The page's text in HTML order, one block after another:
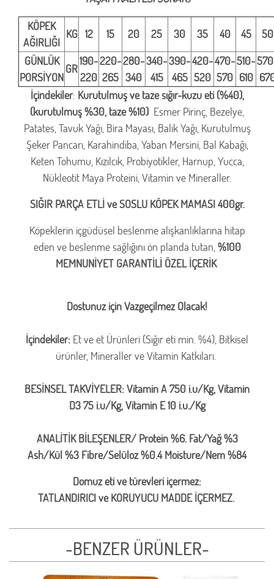
KÖPEK
AĞIRLIĞI
KG 12 15 20 25 30 35 40 45
50
GÜNLÜK
PORSİYON
GR
190-
220
220-
265
280-
340
340-
415
390-
465
420-
520
470-
570
510-
610
İçindekiler: Kurutulmuş ve taze sığır-kuzu eti (%40),
(kurutulmuş %30, taze %10) Esmer Pirinç, Bezelye,
Patates, Tavuk Yağı, Bira Mayası, Balık Yağı, Kurutulmuş
Şeker Pancarı, Karahindiba, Yaban Mersini, Bal Kabağı,
Keten Tohumu, Kızılcık, Probiyotikler, Harnup, Yucca,
Nükleotit Maya Proteini, Vitamin ve Mineraller.
SIĞIR PARÇA ETLİ ve SOSLU KÖPEK MAMASI 400gr.
Köpeklerin içgüdüsel beslenme alışkanlıklarına hitap
eden ve beslenme sağlığını ön planda tutan,%100
MEMNUNİYET GARANTİLİ ÖZEL İÇERİK
Dostunuz için Vazgeçilmez Olacak!
İçindekiler: Et ve et Ürünleri (Sığır eti min. %4), Bitkisel
ürünler, Mineraller ve Vitamin Katkıları.
BESİNSEL TAKVİYELER: Vitamin A 750 i.u/Kg, Vitamin
D3 75 i.u/Kg, Vitamin E 10 i.u./Kg
ANALİTİK BİLEŞENLER/ Protein %6. Fat/Yağ %3
Ash/Kül %3 Fibre/Selüloz %0.4 Moisture/Nem %84
Domuz eti ve türevleri içermez:
TATLANDIRICI ve KORUYUCU MADDE İÇERMEZ.
-BENZER ÜRÜNLER-